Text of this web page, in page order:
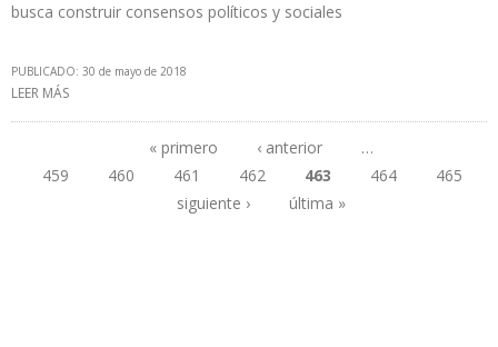
busca construir consensos políticos y sociales
PUBLICADO: 30 de mayo de 2018
LEER MÁS
HIDROCARBUROS
Páginas
« primero ‹ anterior
…
459
460 461 462 463 464
465
siguiente ›
última »